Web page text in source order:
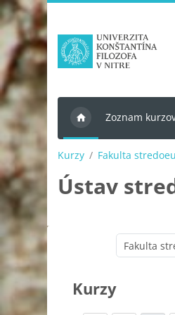
Preskočiť na hlavný obsah
Zoznam
Kurzy Fakulta
Ústav
Kurzy